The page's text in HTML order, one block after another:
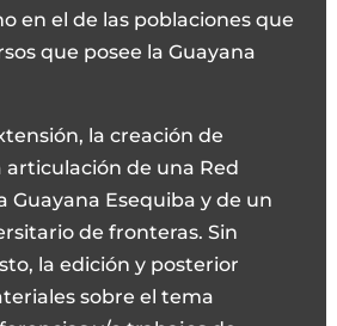
en el de las poblaciones que
que posee la Guayana
la creación de
articulación de una Red
Guayana Esequiba y de un
de fronteras. Sin
la edición y posterior
sobre el tema